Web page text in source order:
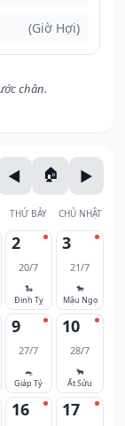
(Giờ Hợi)
chân.
THỨ BẢY CHỦ NHẬT
2
20/7
🐍
Đinh Tỵ
3
21/7
🐎
Mậu Ngọ
9
27/7
🐀
Giáp Tý
10
28/7
🐂
Ất Sửu
16 17